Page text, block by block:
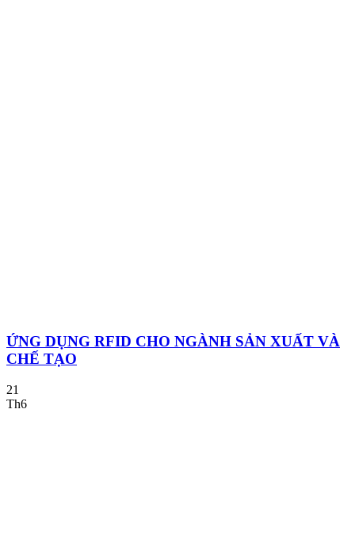
ỨNG DỤNG RFID CHO NGÀNH SẢN XUẤT VÀ
CHẾ TẠO
21
Th6